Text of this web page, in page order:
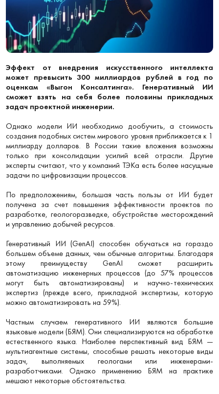
Эффект от внедрения искусственного интеллекта
может превысить 300 миллиардов рублей в год по
оценкам «Выгон Консалтинга». Генеративный ИИ
сможет взять на себя более половины прикладных
задач проектной инженерии.
Однако модели ИИ необходимо дообучить, а стоимость
создания подобных систем мирового уровня приближается к 1
миллиарду долларов. В России такие вложения возможны
только при консолидации усилий всей отрасли. Другие
эксперты считают, что у компаний ТЭКа есть более насущные
задачи по цифровизации процессов.
По предположениям, большая часть пользы от ИИ будет
получена за счет повышения эффективности проектов по
разработке, геологоразведке, обустройстве месторождений
и управлению добычей ресурсов.
Генеративный ИИ (GenAI) способен обучаться на гораздо
большем объеме данных, чем обычные алгоритмы. Благодаря
этому преимуществу GenAI сможет расширить
автоматизацию инженерных процессов (до 57% процессов
могут быть автоматизированы) и научно-технических
экспертиз (прежде всего, прикладной экспертизы, которую
можно автоматизировать на 59%).
Частным случаем генеративного ИИ являются большие
языковые модели (БЯМ). Они специализируются на обработке
естественного языка. Наиболее перспективный вид БЯМ —
мультиагентные системы, способные решать некоторые виды
задач, выполняемых геологами или инженерами-
разработчиками. Однако применению БЯМ на практике
мешают некоторые обстоятельства.